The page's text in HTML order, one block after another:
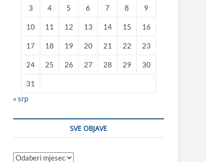
3 4 5 6 7 8 9
10 11 12 13 14 15 16
17 18 19 20 21 22 23
24 25 26 27 28 29 30
31
« srp
SVE OBJAVE
Sve